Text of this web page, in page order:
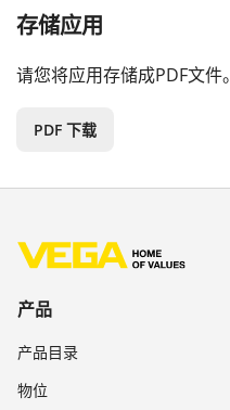
存储应用
请您将应用存储成PDF文件。
PDF 下载
产品
产品目录
物位